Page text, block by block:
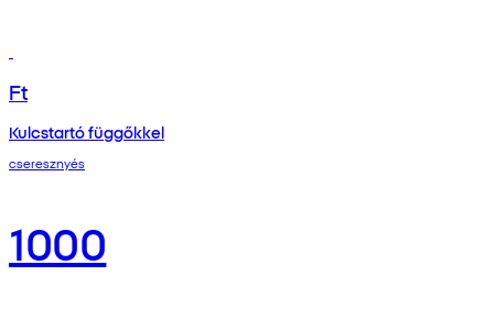
Ft
Kulcstartó függőkkel
cseresznyés
1000